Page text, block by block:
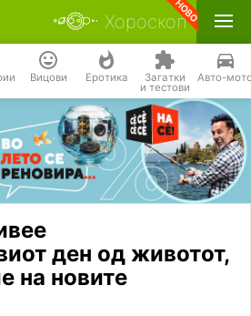
Хороскоп
Вицови Еротика Загатки
и тестови
Авто-
ден од животот,
на новите